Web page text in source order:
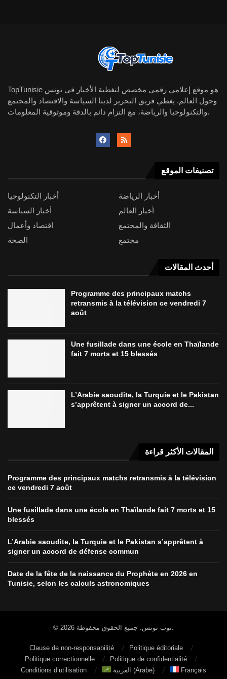
TopTunisie هو موقع إعلامي رقمي مخصص لتغطية الأخبار في تونس
وحول العالم. يغطي فريق التحرير لدينا السياسة والاقتصاد والمجتمع
والتكنولوجيا والرياضة، مع التزام دائم بالدقة وموثوقية المعلومات.
تصنيفات الموقع
أخبار التكنولوجيا
أخبار الرياضة
أخبار السياسة
أخبار العالم
اقتصاد وأعمال
الثقافة والمجتمع
الصحة
مجتمع
أحدث المقالات
Programme des principaux matchs
retransmis à la télévision ce vendredi 7
août
Une fusillade dans une école en Thaïlande
fait 7 morts et 15 blessés
L’Arabie saoudite, la Turquie et le Pakistan
s’apprêtent à signer un accord de...
المقالات الأكثر قراءة
Programme des principaux matchs retransmis à la télévision
ce vendredi 7 août
Une fusillade dans une école en Thaïlande fait 7 morts et 15
blessés
L’Arabie saoudite, la Turquie et le Pakistan s’apprêtent à
signer un accord de défense commun
Date de la fête de la naissance du Prophète en 2026 en
Tunisie, selon les calculs astronomiques
© 2026 توب تونس. جميع الحقوق محفوظة.
Clause de non-responsabilité
Politique éditoriale
Politique correctionnelle
Politique de confidentialité
Conditions d’utilisation
العربية (Arabe) Français